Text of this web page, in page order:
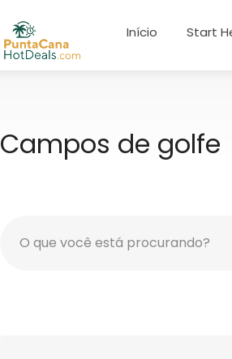
Início Start
Campos de golfe